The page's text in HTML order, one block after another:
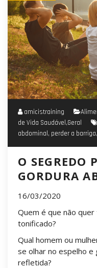
amicistraining
de Vida Saudável ,Geral
abdominal , perder a barriga,
O SEGREDO
GORDURA
16/03/2020
Quem é que não
tonificado?
Qual homem ou
se olhar no espelho e
refletida?